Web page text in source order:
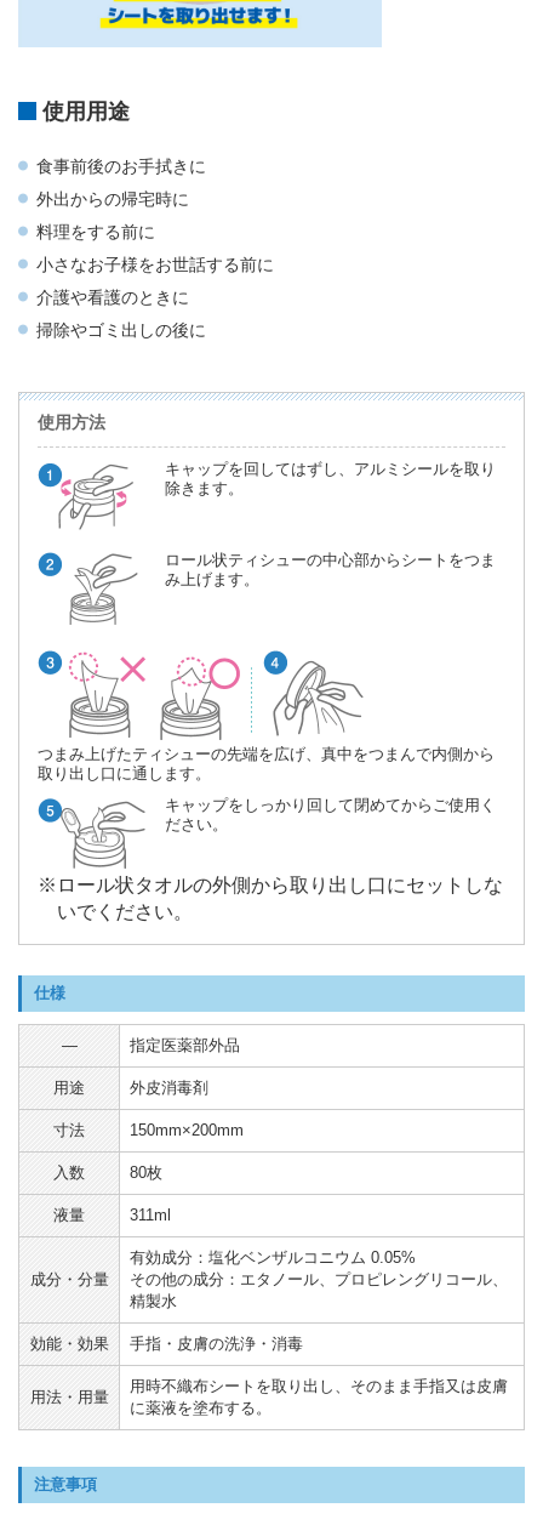
使用用途
食事前後のお手拭きに
外出からの帰宅時に
料理をする前に
小さなお子様をお世話する前に
介護や看護のときに
掃除やゴミ出しの後に
使用方法
キャップを回してはずし、アルミシールを取り
除きます。
ロール状ティシューの中心部からシートをつま
み上げます。
つまみ上げたティシューの先端を広げ、真中をつまんで内側から
取り出し口に通します。
キャップをしっかり回して閉めてからご使用く
ださい。
※ロール状タオルの外側から取り出し口にセットしな
いでください。
仕様
― 指定医薬部外品
用途 外皮消毒剤
寸法 150mm×200mm
入数 80枚
液量 311ml
成分・分量
有効成分：塩化ベンザルコニウム 0.05%
その他の成分：エタノール、プロピレングリコール、
精製水
効能・効果 手指・皮膚の洗浄・消毒
用法・用量
用時不織布シートを取り出し、そのまま手指又は皮膚
に薬液を塗布する。
注意事項